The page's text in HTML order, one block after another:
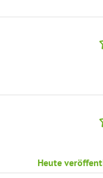
Heute